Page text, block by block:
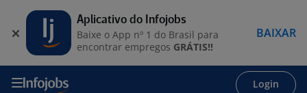
Login
Aplicativo do Infojobs
Baixe o App nº 1 do Brasil para
encontrar empregos GRÁTIS!!
BAIXAR